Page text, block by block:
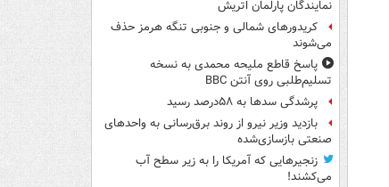
نمایندگان پارلمان اتریش
کریدورهای شمالی و جنوبی تنگه هرمز حذف
می‌شوند
پاسخ قاطع ملیحه محمدی به نسخه
تسلیم‌طلبی روی آنتن BBC
پرشدگی سدها به ۵۸درصد رسید
بازدید وزیر نیرو از روند برق‌رسانی به واحدهای
صنعتی بازسازی‌شده
زنجیرهایی که آمریکا را به زیر سطح آب
می‌کشند!